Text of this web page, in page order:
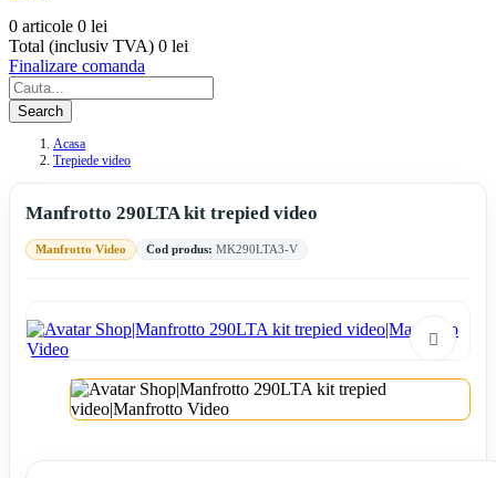
0 articole 0 lei
Total (inclusiv TVA) 0 lei
Finalizare comanda
Search
Acasa
Trepiede video
Manfrotto 290LTA kit trepied video
Manfrotto Video Cod produs: MK290LTA3-V